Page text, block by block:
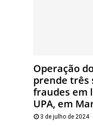
Operação
prende três
fraudes em
UPA, em
3 de julho de 2024